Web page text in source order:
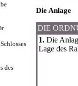
des
Die Anlage
DIE
1. Die
Lage des